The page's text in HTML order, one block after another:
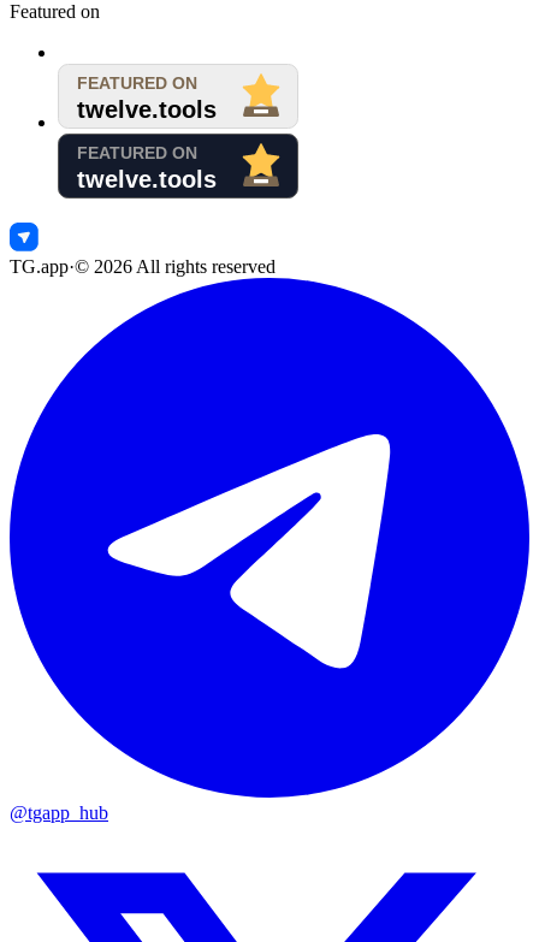
Featured on
TG.app·© 2026 All rights reserved
@tgapp_hub